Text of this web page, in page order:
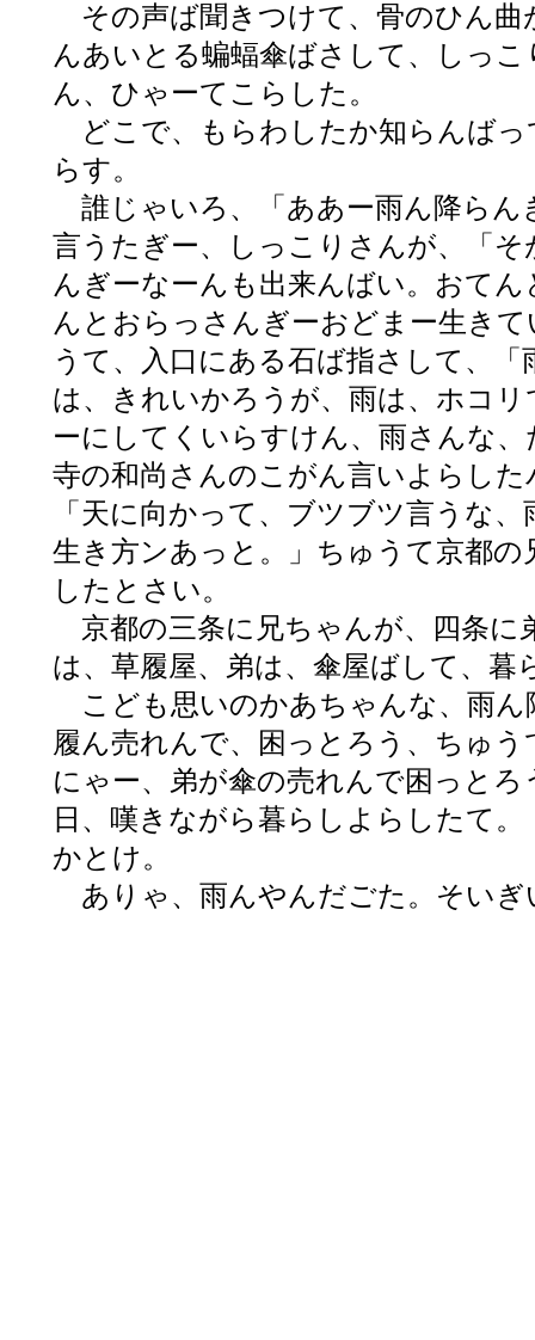
その声ば聞きつけて、骨のひん曲
んあいとる蝙蝠傘ばさして、しっ
ん、ひゃーてこらした。
どこで、もらわしたか知らんばっ
らす。
誰じゃいろ、「ああー雨ん降らん
言うたぎー、しっこりさんが、「
んぎーなーんも出来んばい。おて
んとおらっさんぎーおどまー生き
うて、入口にある石ば指さして、
は、きれいかろうが、雨は、ホコ
ーにしてくいらすけん、雨さんな
寺の和尚さんのこがん言いよらした
「天に向かって、ブツブツ言うな
生き方ンあっと。」ちゅうて京都
したとさい。
京都の三条に兄ちゃんが、四条に
は、草履屋、弟は、傘屋ばして、暮
こども思いのかあちゃんな、雨ん
履ん売れんで、困っとろう、ちゅ
にゃー、弟が傘の売れんで困っと
日、嘆きながら暮らしよらしたて
かとけ。
ありゃ、雨んやんだごた。そいぎ